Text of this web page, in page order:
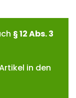
§ 12 Abs. 3
in den